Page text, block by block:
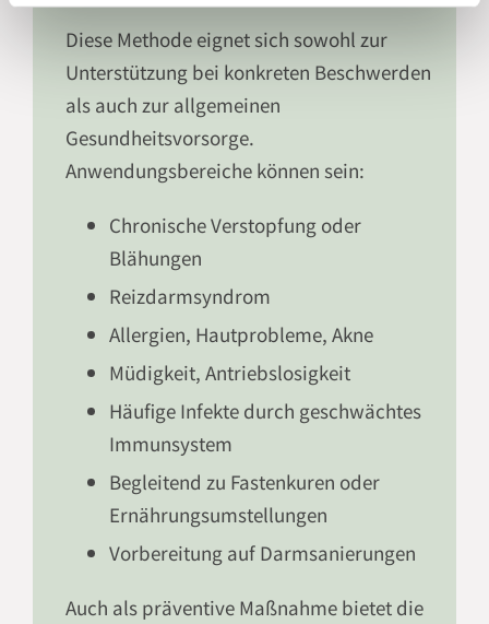
Diese Methode eignet sich sowohl zur
Unterstützung bei konkreten Beschwerden
als auch zur allgemeinen
Gesundheitsvorsorge.
Anwendungsbereiche können sein:
Chronische Verstopfung oder
Blähungen
Reizdarmsyndrom
Allergien, Hautprobleme, Akne
Müdigkeit, Antriebslosigkeit
Häufige Infekte durch geschwächtes
Immunsystem
Begleitend zu Fastenkuren oder
Ernährungsumstellungen
Vorbereitung auf Darmsanierungen
Auch als präventive Maßnahme bietet die